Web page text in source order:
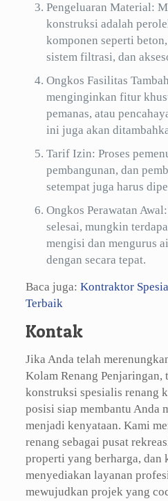
Pengeluaran Material:
konstruksi adalah
komponen seperti
sistem filtrasi, dan
Ongkos Fasilitas
menginginkan fitur
pemanas, atau
ini juga akan
Tarif Izin: Proses
pembangunan, dan
setempat juga harus
Ongkos Perawatan
selesai, mungkin
mengisi dan mengurus
dengan secara tepat.
Baca juga: Kontraktor
Terbaik
Kontak
Jika Anda telah
Kolam Renang Penjaringan,
konstruksi spesialis renang
posisi siap membantu Anda
menjadi kenyataan. Kami
renang sebagai pusat
properti yang berharga, dan
menyediakan layanan
mewujudkan projek yang